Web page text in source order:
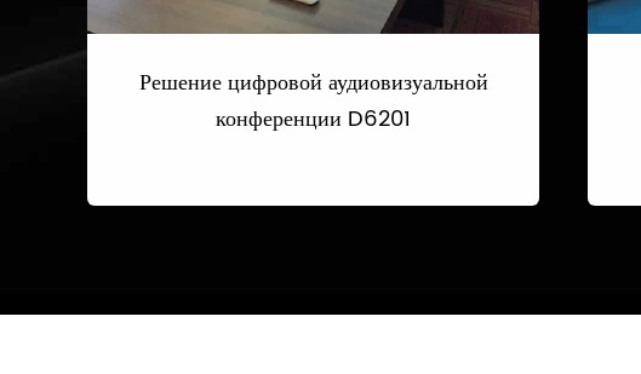
Решение цифровой аудиовизуальной
конференции D6201